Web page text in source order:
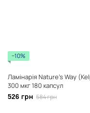
−10%
Ламінарія Nature's Way
300 мкг 180 капсул
526 грн 584 грн